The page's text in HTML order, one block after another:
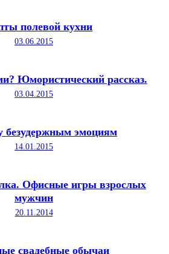
полевой кухни
03.06.2015
Юмористический рассказ.
03.04.2015
безудержным эмоциям
14.01.2015
Офисные игры взрослых
мужчин
20.11.2014
свадебные обычаи